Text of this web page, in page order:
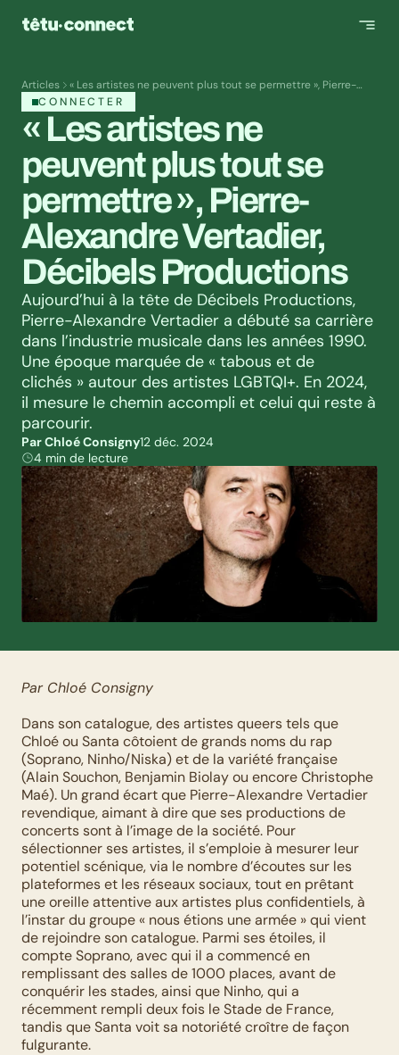
Articles
« Les artistes ne peuvent plus tout se permettre », Pierre-
Alexandre Vertadier, Décibels Productions
CONNECTER
« Les artistes ne
peuvent plus tout se
permettre », Pierre-
Alexandre Vertadier,
Décibels Productions
Aujourd’hui à la tête de Décibels Productions,
Pierre-Alexandre Vertadier a débuté sa carrière
dans l’industrie musicale dans les années 1990.
Une époque marquée de « tabous et de
clichés » autour des artistes LGBTQI+. En 2024,
il mesure le chemin accompli et celui qui reste à
parcourir.
Par Chloé Consigny12 déc. 2024
4 min de lecture
Par Chloé Consigny
Dans son catalogue, des artistes queers tels que
Chloé ou Santa côtoient de grands noms du rap
(Soprano, Ninho/Niska) et de la variété française
(Alain Souchon, Benjamin Biolay ou encore Christophe
Maé). Un grand écart que Pierre-Alexandre Vertadier
revendique, aimant à dire que ses productions de
concerts sont à l’image de la société. Pour
sélectionner ses artistes, il s’emploie à mesurer leur
potentiel scénique, via le nombre d’écoutes sur les
plateformes et les réseaux sociaux, tout en prêtant
une oreille attentive aux artistes plus confidentiels, à
l’instar du groupe « nous étions une armée » qui vient
de rejoindre son catalogue. Parmi ses étoiles, il
compte Soprano, avec qui il a commencé en
remplissant des salles de 1000 places, avant de
conquérir les stades, ainsi que Ninho, qui a
récemment rempli deux fois le Stade de France,
tandis que Santa voit sa notoriété croître de façon
fulgurante.